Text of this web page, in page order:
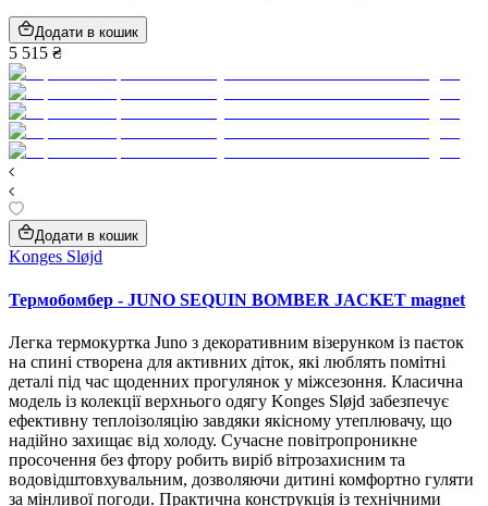
Додати в кошик
5 515 ₴
Додати в кошик
Konges Sløjd
Термобомбер - JUNO SEQUIN BOMBER JACKET magnet
Легка термокуртка Juno з декоративним візерунком із паєток
на спині створена для активних діток, які люблять помітні
деталі під час щоденних прогулянок у міжсезоння. Класична
модель із колекції верхнього одягу Konges Sløjd забезпечує
ефективну теплоізоляцію завдяки якісному утеплювачу, що
надійно захищає від холоду. Сучасне повітропроникне
просочення без фтору робить виріб вітрозахисним та
водовідштовхувальним, дозволяючи дитині комфортно гуляти
за мінливої погоди. Практична конструкція із технічними